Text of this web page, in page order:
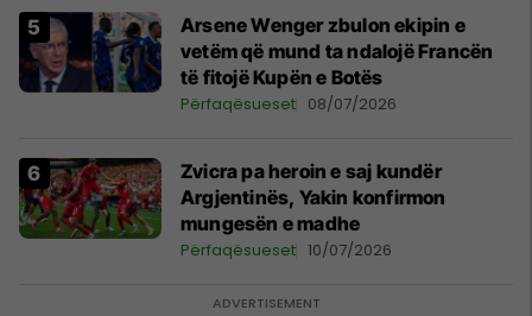
Arsene Wenger zbulon ekipin e
vetëm që mund ta ndalojë Francën
të fitojë Kupën e Botës
Përfaqësueset 08/07/2026
Zvicra pa heroin e saj kundër
Argjentinës, Yakin konfirmon
mungesën e madhe
Përfaqësueset 10/07/2026